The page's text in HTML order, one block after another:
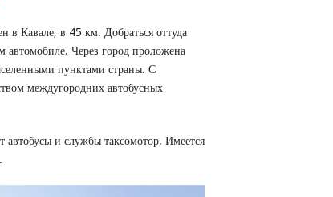
Кавале, в 45 км. Добраться оттуда
автомобиле. Через город проложена
пунктами страны. С
междугородних автобусных
автобусы и службы таксомотор. Имеется